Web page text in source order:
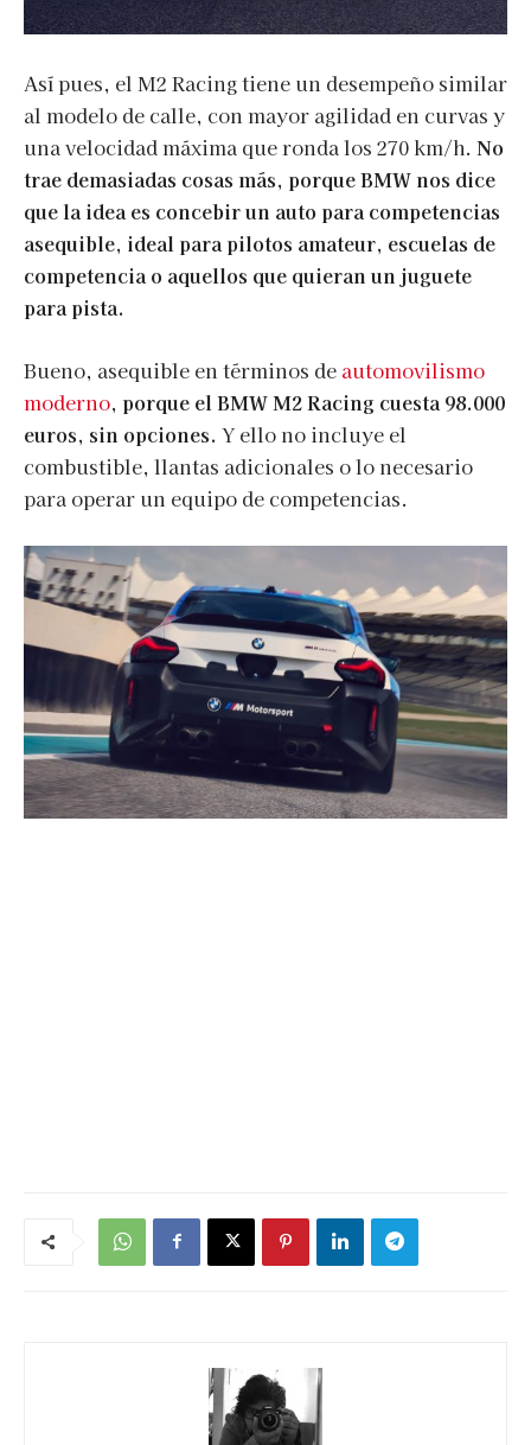
Así pues, el M2 Racing tiene un desempeño similar
al modelo de calle, con mayor agilidad en curvas y
una velocidad máxima que ronda los 270 km/h. No
trae demasiadas cosas más, porque BMW nos dice
que la idea es concebir un auto para competencias
asequible, ideal para pilotos amateur, escuelas de
competencia o aquellos que quieran un juguete
para pista.
Bueno, asequible en términos de automovilismo
moderno, porque el BMW M2 Racing cuesta 98.000
euros, sin opciones. Y ello no incluye el
combustible, llantas adicionales o lo necesario
para operar un equipo de competencias.